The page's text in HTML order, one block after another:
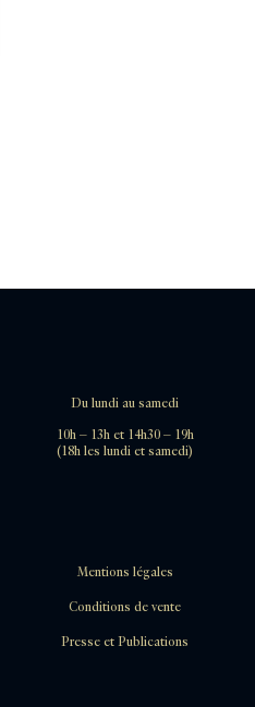
Du lundi au samedi
10h – 13h et 14h30 – 19h
(18h les lundi et samedi)
Mentions légales
Conditions de vente
Presse et Publications